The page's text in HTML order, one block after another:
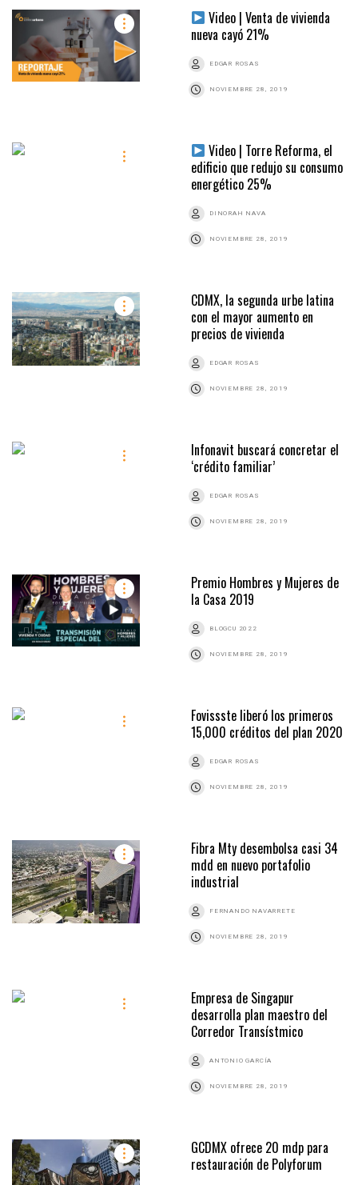
Video | Venta de vivienda
nueva cayó 21%
EDGAR ROSAS
NOVIEMBRE 28, 2019
Video | Torre Reforma, el
edificio que redujo su consumo
energético 25%
DINORAH NAVA
NOVIEMBRE 28, 2019
CDMX, la segunda urbe latina
con el mayor aumento en
precios de vivienda
EDGAR ROSAS
NOVIEMBRE 28, 2019
Infonavit buscará concretar el
‘crédito familiar’
EDGAR ROSAS
NOVIEMBRE 28, 2019
Premio Hombres y Mujeres de
la Casa 2019
BLOGCU 2022
NOVIEMBRE 28, 2019
Fovissste liberó los primeros
15,000 créditos del plan 2020
EDGAR ROSAS
NOVIEMBRE 28, 2019
Fibra Mty desembolsa casi 34
mdd en nuevo portafolio
industrial
FERNANDO NAVARRETE
NOVIEMBRE 28, 2019
Empresa de Singapur
desarrolla plan maestro del
Corredor Transístmico
ANTONIO GARCÍA
NOVIEMBRE 28, 2019
GCDMX ofrece 20 mdp para
restauración de Polyforum